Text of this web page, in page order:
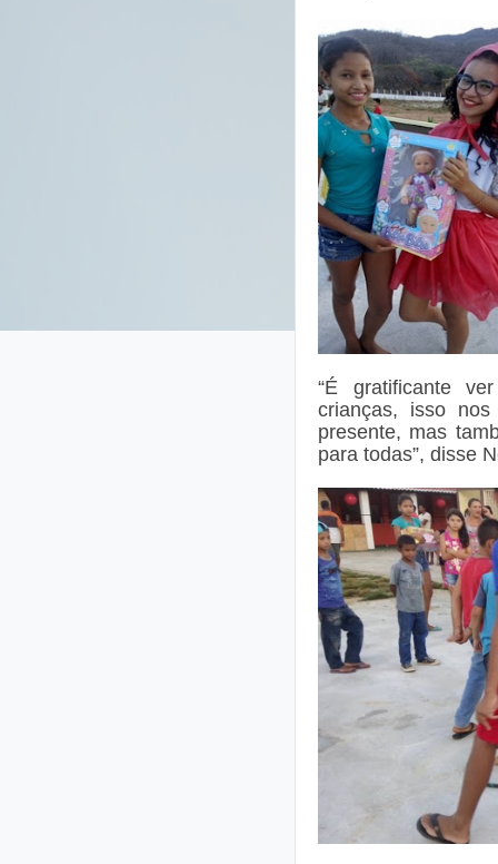
“É gratificante
crianças, isso
presente, mas
para todas”, disse